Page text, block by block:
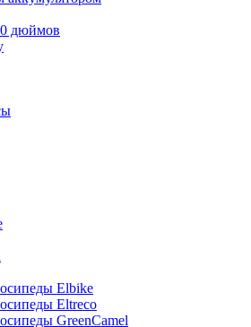
дюймов
Elbike
Eltreco
GreenCamel